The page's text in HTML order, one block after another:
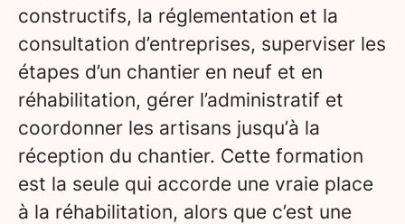
constructifs, la réglementation et la
consultation d’entreprises, superviser les
étapes d’un chantier en neuf et en
réhabilitation, gérer l’administratif et
coordonner les artisans jusqu’à la
réception du chantier. Cette formation
est la seule qui accorde une vraie place
à la réhabilitation, alors que c’est une